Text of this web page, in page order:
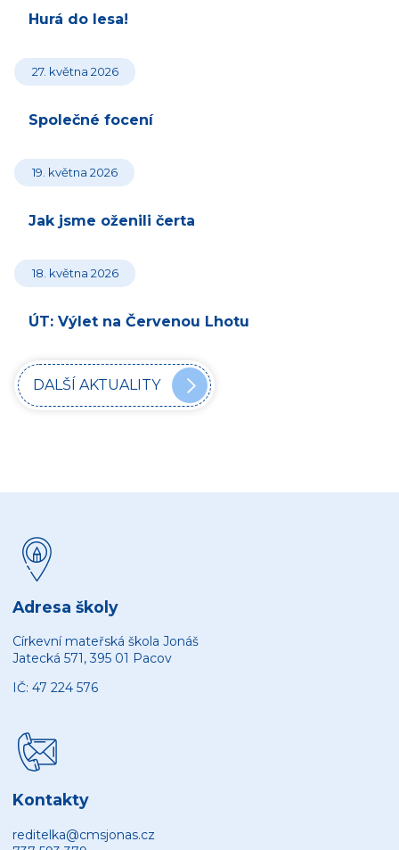
Hurá do lesa!
27. května 2026
Společné focení
19. května 2026
Jak jsme oženili čerta
18. května 2026
ÚT: Výlet na Červenou Lhotu
DALŠÍ AKTUALITY
Adresa školy
Církevní mateřská škola Jonáš
Jatecká 571, 395 01 Pacov
IČ: 47 224 576
Kontakty
reditelka@cmsjonas.cz